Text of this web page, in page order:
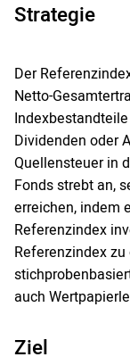
Strategie
Der
Netto-
Dividenden oder
Quellensteuer in
Fonds strebt an,
erreichen, indem
Referenzindex
Referenzindex
auch
Ziel